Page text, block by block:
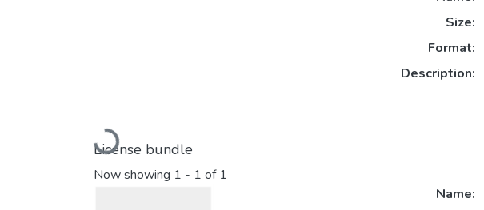
Loading...
Size:
Format:
Description:
License bundle
Now showing 1 - 1 of 1
Name: